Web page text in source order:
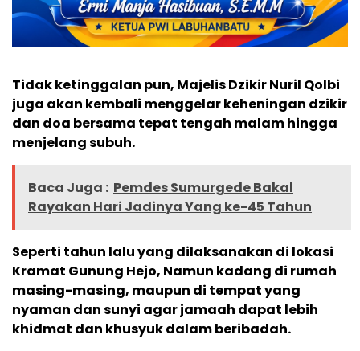
Tidak ketinggalan pun, Majelis Dzikir Nuril Qolbi
juga akan kembali menggelar keheningan dzikir
dan doa bersama tepat tengah malam hingga
menjelang subuh.
Baca Juga : Pemdes Sumurgede Bakal
Rayakan Hari Jadinya Yang ke-45 Tahun
Seperti tahun lalu yang dilaksanakan di lokasi
Kramat Gunung Hejo, Namun kadang di rumah
masing-masing, maupun di tempat yang
nyaman dan sunyi agar jamaah dapat lebih
khidmat dan khusyuk dalam beribadah.